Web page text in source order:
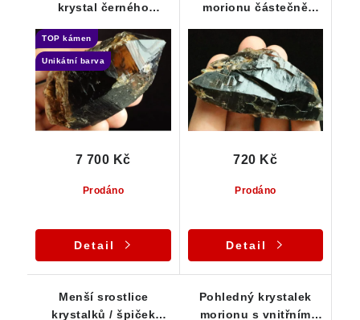
krystal černého
drahokamovou
čistotou
TOP kámen
Unikátní barva
Prodáno
7 700 Kč
Detail
morionu částečně
limonitem
Prodáno
720 Kč
Detail
Menší srostlice
krystalků / špiček
Pohledný krystalek
morionu s vnitřním